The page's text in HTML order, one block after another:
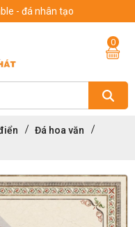
- đá nhân tạo
0
Đá hoa văn